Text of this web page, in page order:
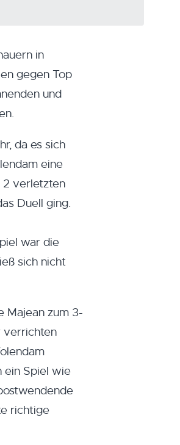
in
gegen Top
und
da es sich
eine
2 verletzten
Duell ging.
war die
sich nicht
Majean zum 3-
verrichten
ein Spiel wie
richtige